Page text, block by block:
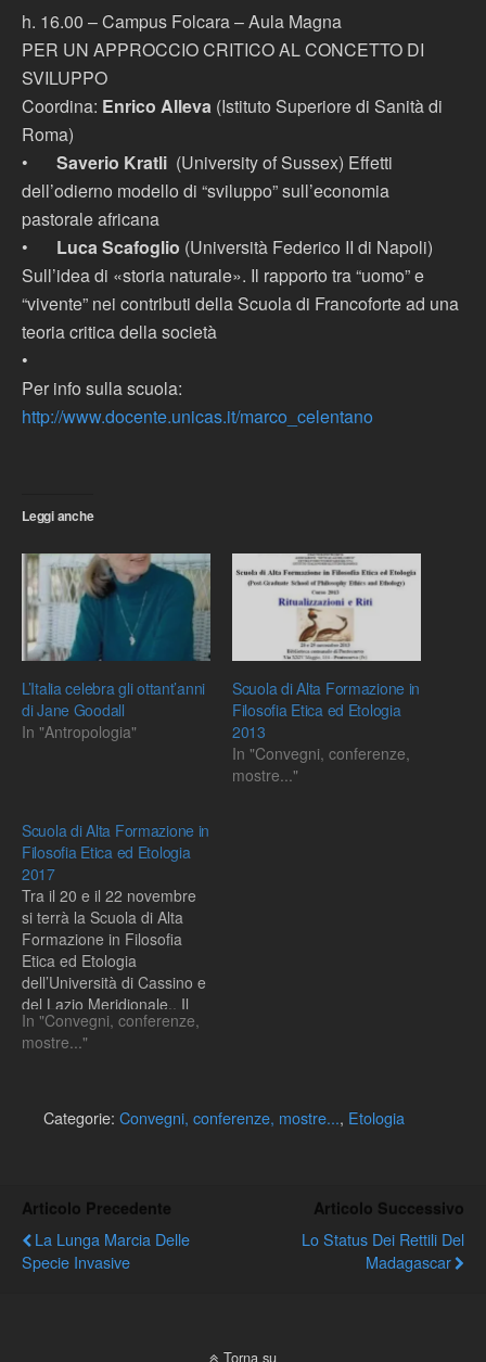
h. 16.00 – Campus Folcara – Aula Magna
PER UN APPROCCIO CRITICO AL CONCETTO DI
SVILUPPO
Coordina: Enrico Alleva (Istituto Superiore di Sanità di
Roma)
•
Saverio Kratli (University of Sussex) Effetti
dell’odierno modello di “sviluppo” sull’economia
pastorale africana
•
Luca Scafoglio (Università Federico II di Napoli)
Sull’idea di «storia naturale». Il rapporto tra “uomo” e
“vivente” nei contributi della Scuola di Francoforte ad una
teoria critica della società
•
Per info sulla scuola:
http://www.docente.unicas.it/marco_celentano
Leggi anche
L’Italia celebra gli ottant’anni
di Jane Goodall
In "Antropologia"
Scuola di Alta Formazione in
Filosofia Etica ed Etologia
2013
In "Convegni, conferenze,
mostre..."
Scuola di Alta Formazione in
Filosofia Etica ed Etologia
2017
Tra il 20 e il 22 novembre
si terrà la Scuola di Alta
Formazione in Filosofia
Etica ed Etologia
dell’Università di Cassino e
del Lazio Meridionale,. Il
titolo di questa edizione è
"Il comportamento motore
fino al 19 novembre 2017
In "Convegni, conferenze,
mostre..."
Categorie: Convegni, conferenze, mostre..., Etologia
Articolo Precedente
La Lunga Marcia Delle
Specie Invasive
Articolo Successivo
Lo Status Dei Rettili Del
Madagascar
Torna su